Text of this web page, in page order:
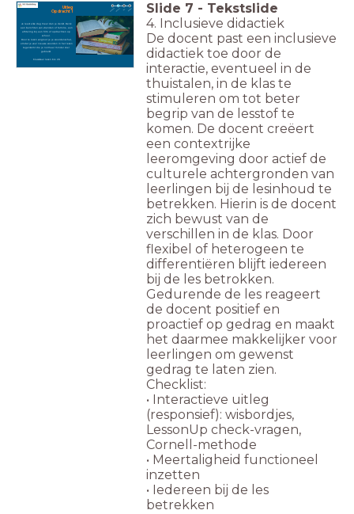
Uitleg
Opdracht 1
Je leest elke dag meer dan je denkt. Denk
aan berichten van vrienden of familie, een
aftiteling bij een film of opdrachten op
school.
Door te lezen vergroot je je woordenschat,
omdat je veel nieuwe woorden in het lezen
tegenkomt die je normaal minder snel
gebruikt.
Klassikaal lezen blz. 28
Slide 7 - Tekstslide
4. Inclusieve didactiek
De docent past een inclusieve
didactiek toe door de
interactie, eventueel in de
thuistalen, in de klas te
stimuleren om tot beter
begrip van de lesstof te
komen. De docent creëert
een contextrijke
leeromgeving door actief de
culturele achtergronden van
leerlingen bij de lesinhoud te
betrekken. Hierin is de docent
zich bewust van de
verschillen in de klas. Door
flexibel of heterogeen te
differentiëren blijft iedereen
bij de les betrokken.
Gedurende de les reageert
de docent positief en
proactief op gedrag en maakt
het daarmee makkelijker voor
leerlingen om gewenst
gedrag te laten zien.
Checklist:
• Interactieve uitleg
(responsief): wisbordjes,
LessonUp check-vragen,
Cornell-methode
• Meertaligheid functioneel
inzetten
• Iedereen bij de les
betrekken